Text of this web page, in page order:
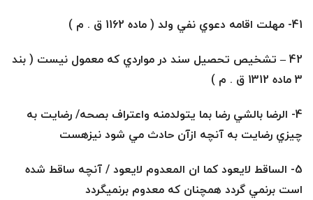
41- مهلت اقامه دعوي نفي ولد ( ماده 1162 ق . م )
42
–تشخيص تحصيل سند در مواردي كه معمول نيست ( بند
3 ماده 1312 ق . م )
4- الرضا بالشي رضا بما يتولدمنه واعتراف بصحه/
رضايت به
چيزي رضايت به آنچه ازآن حادث مي شود نيزهست
5- الساقط لايعود كما ان المعدوم لايعود /
آنچه ساقط شده
است برنمي گردد همچنان كه معدوم برنميگردد